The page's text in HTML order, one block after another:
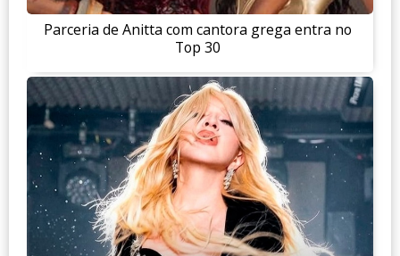
Parceria de Anitta com cantora grega entra no
Top 30